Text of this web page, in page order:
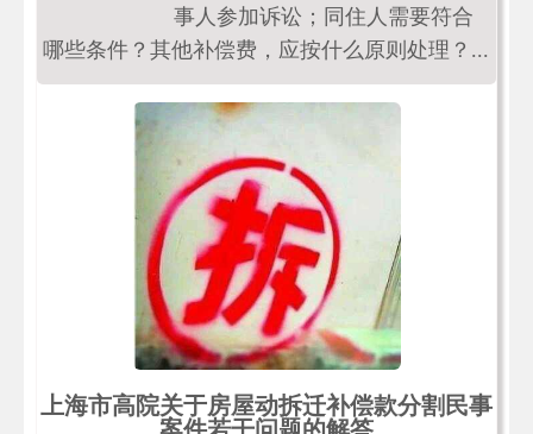
事人参加诉讼；同住人需要符合
哪些条件？其他补偿费，应按什么原则处理？...
上海市高院关于房屋动拆迁补偿款分割民事